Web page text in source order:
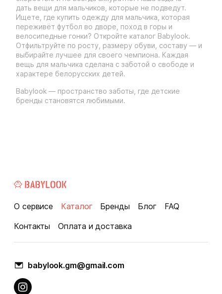
дать вещи для мальчиков, которые не подведут.
Ищете, где купить одежду для мальчика, которая
переживёт футбол во дворе, поход в горы и
велосипедные гонки? Откройте каталог Babylook.
Отфильтруйте по росту, размеру обуви, составу — и
выбирайте лучшее для своего чемпиона. Каждая
вещь для мальчика сделана с заботой о свободе и
характере белорусских детей.
Babylook — пространство заботы, где детские
бренды становятся любимыми.
О сервисе Каталог Бренды Блог
FAQ
Контакты
Оплата и доставка
babylook.gm@gmail.com